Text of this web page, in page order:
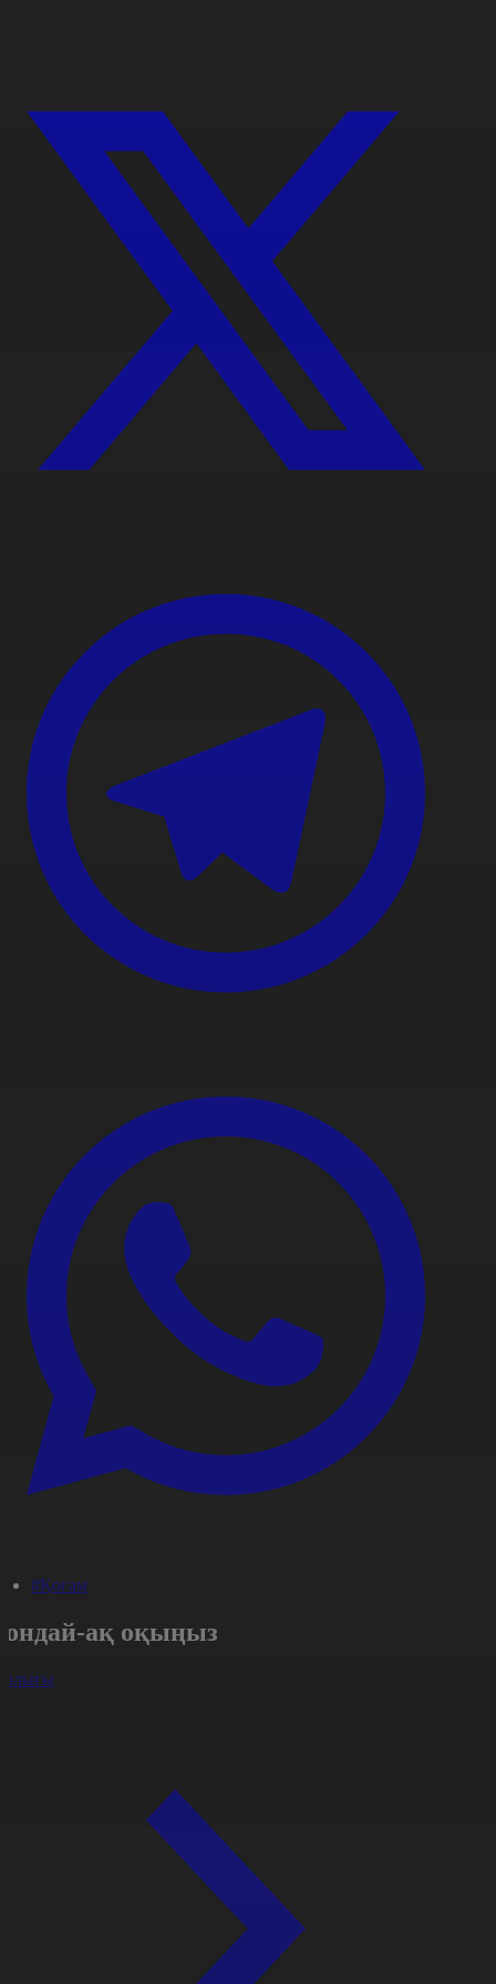
#Қоғам
ақ оқыңыз